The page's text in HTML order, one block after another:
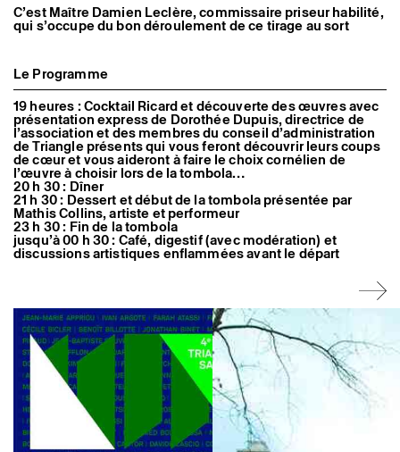
C’est Maître Damien Leclère, commissaire priseur habilité,
qui s’occupe du bon déroulement de ce tirage au sort
Le Programme
19 heures : Cocktail Ricard et découverte des œuvres avec
présentation express de Dorothée Dupuis, directrice de
l’association et des membres du conseil d’administration
de Triangle présents qui vous feront découvrir leurs coups
de cœur et vous aideront à faire le choix cornélien de
l’œuvre à choisir lors de la tombola…
20 h 30 : Dîner
21 h 30 : Dessert et début de la tombola présentée par
Mathis Collins, artiste et performeur
23 h 30 : Fin de la tombola
jusqu’à 00 h 30 : Café, digestif (avec modération) et
discussions artistiques enflammées avant le départ